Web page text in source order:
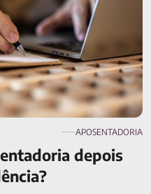
APOSENTADORIA
depois